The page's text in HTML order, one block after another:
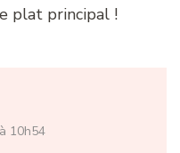
plat principal !
10h54